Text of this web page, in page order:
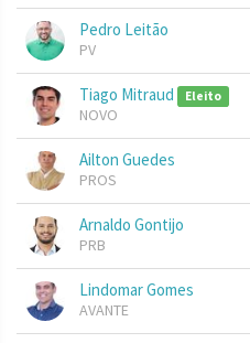
Pedro Leitão
PV
Tiago Mitraud Eleito
NOVO
Ailton Guedes
PROS
Arnaldo Gontijo
PRB
Lindomar Gomes
AVANTE